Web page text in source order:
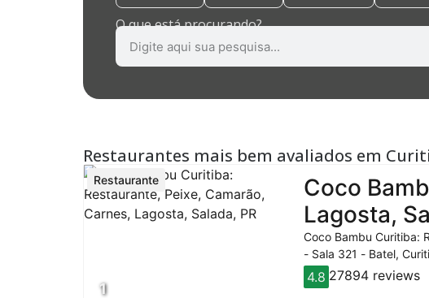
O que está procurando?
Restaurantes mais bem avaliados em
1
Coco
Lagosta,
Restaurante
Coco Bambu Curitiba:
- Sala 321 - Batel,
4.8 27894 reviews